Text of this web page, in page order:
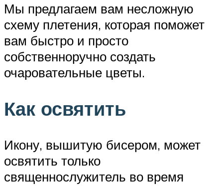
Мы предлагаем вам несложную
схему плетения, которая поможет
вам быстро и просто
собственноручно создать
очаровательные цветы.
Как освятить
Икону, вышитую бисером, может
освятить только
священнослужитель во время